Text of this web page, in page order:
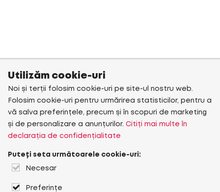
Utilizăm cookie-uri
Noi și terții folosim cookie-uri pe site-ul nostru web.
Folosim cookie-uri pentru urmărirea statisticilor, pentru a
vă salva preferințele, precum și în scopuri de marketing
și de personalizare a anunțurilor. Citiți mai multe în
declarația de confidențialitate
Puteți seta următoarele cookie-uri:
Necesar
Preferințe